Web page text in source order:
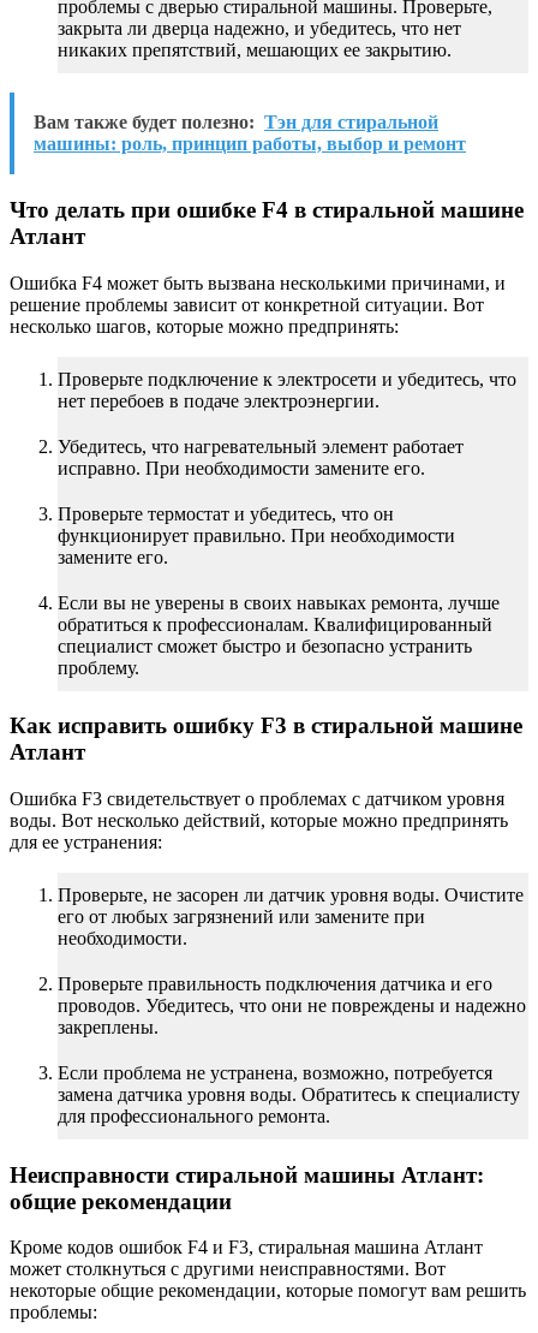
проблемы с дверью стиральной машины. Проверьте,
закрыта ли дверца надежно, и убедитесь, что нет
никаких препятствий, мешающих ее закрытию.
Вам также будет полезно: Тэн для стиральной
машины: роль, принцип работы, выбор и ремонт
Что делать при ошибке F4 в стиральной машине
Атлант
Ошибка F4 может быть вызвана несколькими причинами, и
решение проблемы зависит от конкретной ситуации. Вот
несколько шагов, которые можно предпринять:
Проверьте подключение к электросети и убедитесь, что
нет перебоев в подаче электроэнергии.
Убедитесь, что нагревательный элемент работает
исправно. При необходимости замените его.
Проверьте термостат и убедитесь, что он
функционирует правильно. При необходимости
замените его.
Если вы не уверены в своих навыках ремонта, лучше
обратиться к профессионалам. Квалифицированный
специалист сможет быстро и безопасно устранить
проблему.
Как исправить ошибку F3 в стиральной машине
Атлант
Ошибка F3 свидетельствует о проблемах с датчиком уровня
воды. Вот несколько действий, которые можно предпринять
для ее устранения:
Проверьте, не засорен ли датчик уровня воды. Очистите
его от любых загрязнений или замените при
необходимости.
Проверьте правильность подключения датчика и его
проводов. Убедитесь, что они не повреждены и надежно
закреплены.
Если проблема не устранена, возможно, потребуется
замена датчика уровня воды. Обратитесь к специалисту
для профессионального ремонта.
Неисправности стиральной машины Атлант:
общие рекомендации
Кроме кодов ошибок F4 и F3, стиральная машина Атлант
может столкнуться с другими неисправностями. Вот
некоторые общие рекомендации, которые помогут вам решить
проблемы: